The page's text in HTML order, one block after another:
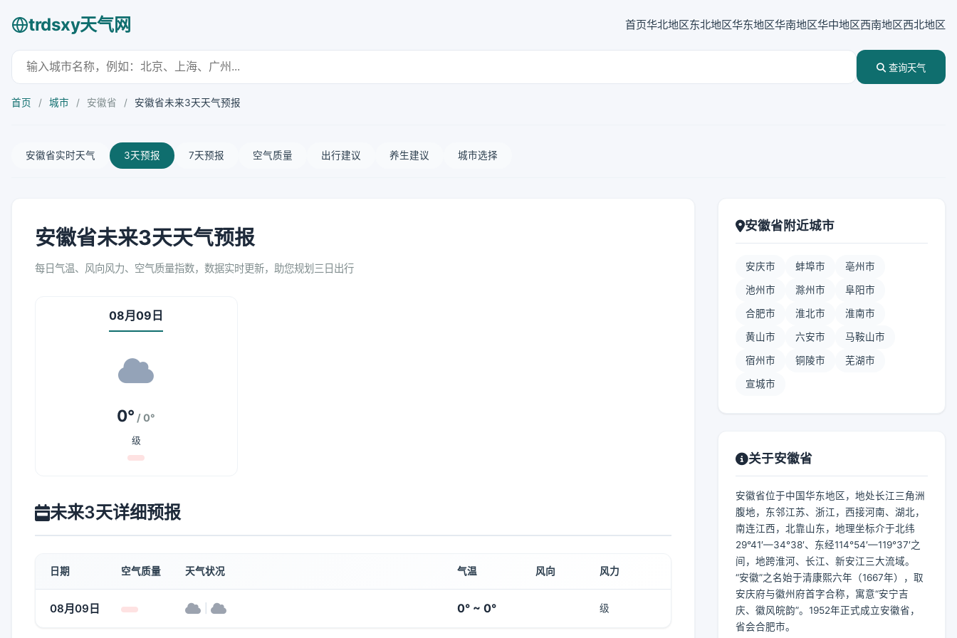
trdsxy天气网 首页华北地区东北地区华东地区华南地区华中地区西南地区西北地区
查询天气
首页 / 城市 / 安徽省 / 安徽省未来3天天气预报
安徽省实时天气 3天预报 7天预报 空气质量 出行建议 养生建议 城市选择
安徽省未来3天天气预报
每日气温、风向风力、空气质量指数，数据实时更新，助您规划三日出行
08月09日
0° / 0°
级
未来3天详细预报
日期 空气质量 天气状况 气温 风向 风力
08月09日 0° ~ 0° 级
安徽省附近城市
安庆市 蚌埠市 亳州市
池州市 滁州市 阜阳市
合肥市 淮北市 淮南市
黄山市 六安市 马鞍山市
宿州市 铜陵市 芜湖市
宣城市
关于安徽省
安徽省位于中国华东地区，地处长江三角洲
腹地，东邻江苏、浙江，西接河南、湖北，
南连江西，北靠山东，地理坐标介于北纬
29°41′—34°38′、东经114°54′—119°37′之
间，地跨淮河、长江、新安江三大流域。
“安徽”之名始于清康熙六年（1667年），取
安庆府与徽州府首字合称，寓意“安宁吉
庆、徽风皖韵”。1952年正式成立安徽省，
省会合肥市。